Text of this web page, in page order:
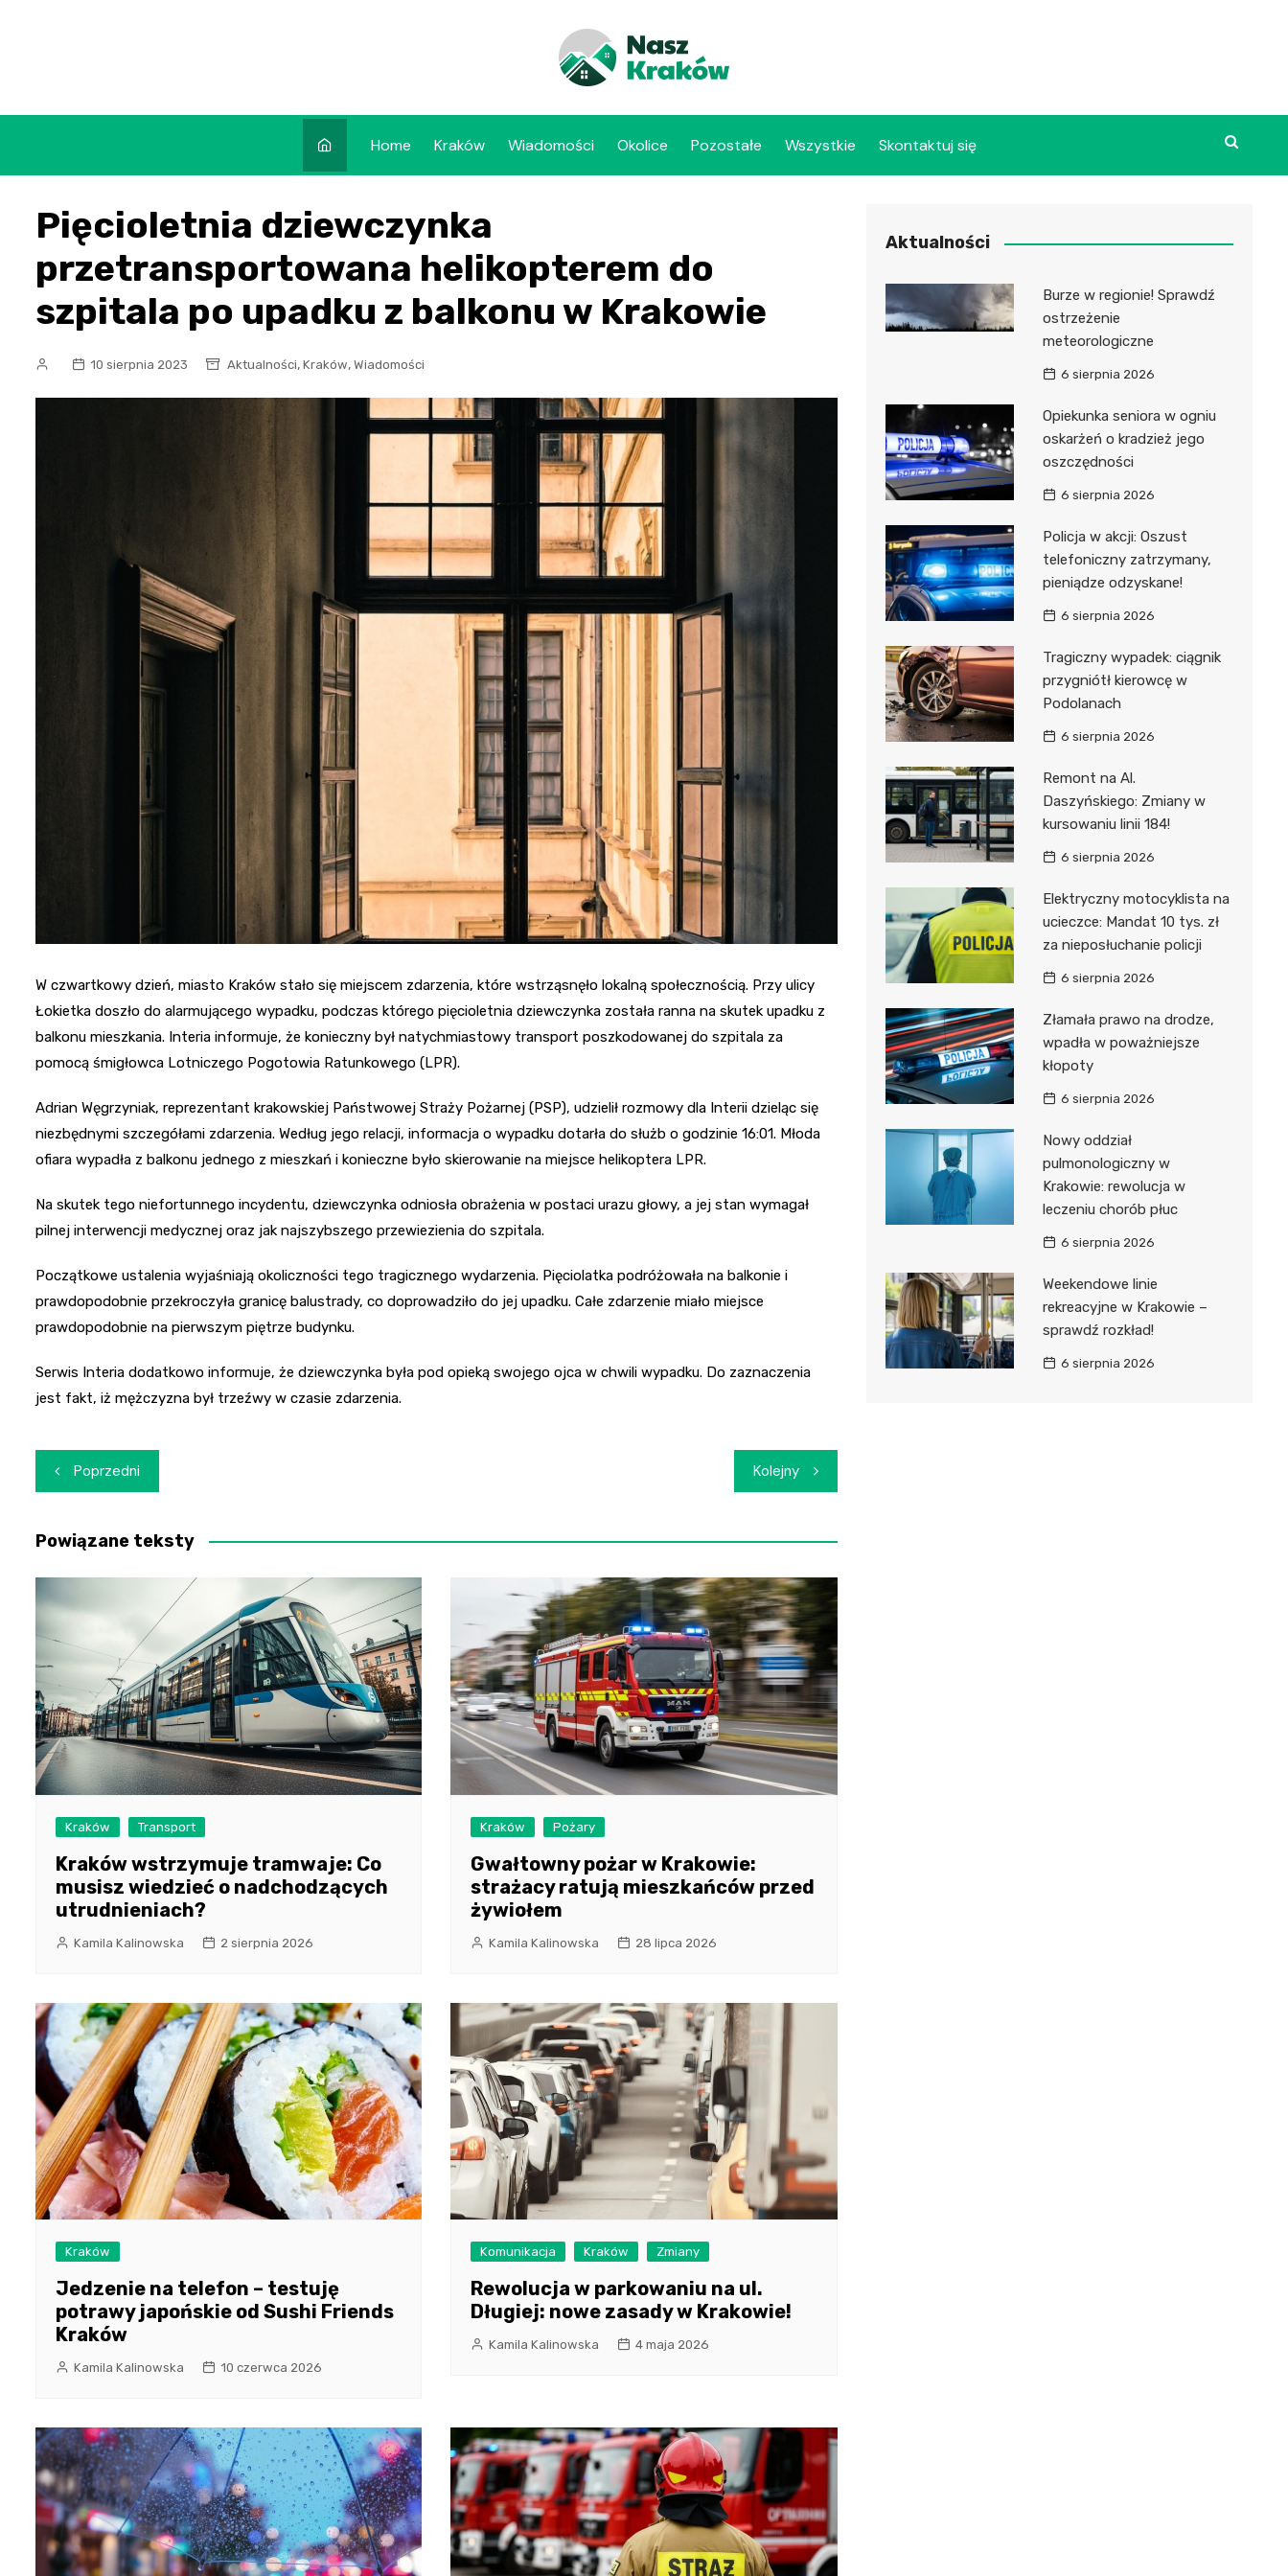
Home Kraków Wiadomości Okolice Pozostałe Wszystkie Skontaktuj się
Pięcioletnia dziewczynka
przetransportowana helikopterem do
szpitala po upadku z balkonu w Krakowie
10 sierpnia 2023 Aktualności, Kraków, Wiadomości
W czwartkowy dzień, miasto Kraków stało się miejscem zdarzenia, które wstrząsnęło lokalną społecznością. Przy ulicy
Łokietka doszło do alarmującego wypadku, podczas którego pięcioletnia dziewczynka została ranna na skutek upadku z
balkonu mieszkania. Interia informuje, że konieczny był natychmiastowy transport poszkodowanej do szpitala za
pomocą śmigłowca Lotniczego Pogotowia Ratunkowego (LPR).
Adrian Węgrzyniak, reprezentant krakowskiej Państwowej Straży Pożarnej (PSP), udzielił rozmowy dla Interii dzieląc się
niezbędnymi szczegółami zdarzenia. Według jego relacji, informacja o wypadku dotarła do służb o godzinie 16:01. Młoda
ofiara wypadła z balkonu jednego z mieszkań i konieczne było skierowanie na miejsce helikoptera LPR.
Na skutek tego niefortunnego incydentu, dziewczynka odniosła obrażenia w postaci urazu głowy, a jej stan wymagał
pilnej interwencji medycznej oraz jak najszybszego przewiezienia do szpitala.
Początkowe ustalenia wyjaśniają okoliczności tego tragicznego wydarzenia. Pięciolatka podróżowała na balkonie i
prawdopodobnie przekroczyła granicę balustrady, co doprowadziło do jej upadku. Całe zdarzenie miało miejsce
prawdopodobnie na pierwszym piętrze budynku.
Serwis Interia dodatkowo informuje, że dziewczynka była pod opieką swojego ojca w chwili wypadku. Do zaznaczenia
jest fakt, iż mężczyzna był trzeźwy w czasie zdarzenia.
Nawigacja
wpisu
Poprzedni Kolejny
Powiązane teksty
Kraków Transport
Kraków wstrzymuje tramwaje: Co
musisz wiedzieć o nadchodzących
utrudnieniach?
Kamila Kalinowska 2 sierpnia 2026
Kraków Pożary
Gwałtowny pożar w Krakowie:
strażacy ratują mieszkańców przed
żywiołem
Kamila Kalinowska 28 lipca 2026
Kraków
Jedzenie na telefon – testuję
potrawy japońskie od Sushi Friends
Kraków
Kamila Kalinowska 10 czerwca 2026
Komunikacja Kraków Zmiany
Rewolucja w parkowaniu na ul.
Długiej: nowe zasady w Krakowie!
Kamila Kalinowska 4 maja 2026
Aktualności
Burze w regionie! Sprawdź
ostrzeżenie
meteorologiczne
6 sierpnia 2026
Opiekunka seniora w ogniu
oskarżeń o kradzież jego
oszczędności
6 sierpnia 2026
Policja w akcji: Oszust
telefoniczny zatrzymany,
pieniądze odzyskane!
6 sierpnia 2026
Tragiczny wypadek: ciągnik
przygniótł kierowcę w
Podolanach
6 sierpnia 2026
Remont na Al.
Daszyńskiego: Zmiany w
kursowaniu linii 184!
6 sierpnia 2026
Elektryczny motocyklista na
ucieczce: Mandat 10 tys. zł
za nieposłuchanie policji
6 sierpnia 2026
Złamała prawo na drodze,
wpadła w poważniejsze
kłopoty
6 sierpnia 2026
Nowy oddział
pulmonologiczny w
Krakowie: rewolucja w
leczeniu chorób płuc
6 sierpnia 2026
Weekendowe linie
rekreacyjne w Krakowie –
sprawdź rozkład!
6 sierpnia 2026